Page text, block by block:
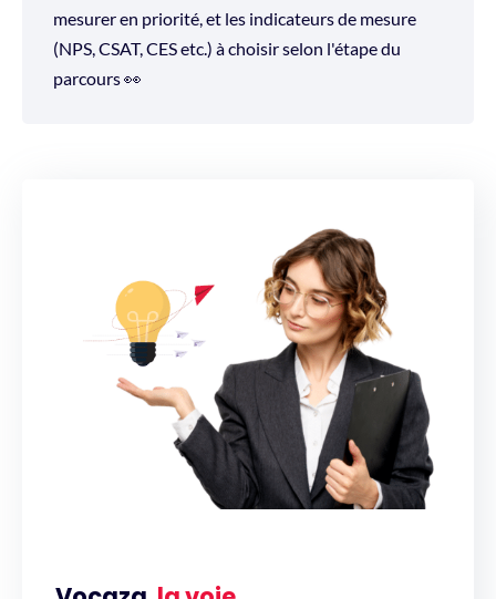
mesurer en priorité, et les indicateurs de mesure
(NPS, CSAT, CES etc.) à choisir selon l'étape du
parcours 👀